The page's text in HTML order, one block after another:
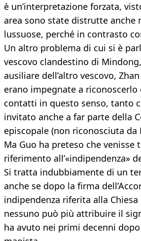
è un’interpretazione forzata,
area sono state distrutte anche
lussuose, perché in contrasto
Un altro problema di cui si è
vescovo clandestino di
ausiliare dell’altro vescovo,
erano impegnate a riconoscerlo
contatti in questo senso, tanto
invitato anche a far parte della
episcopale (non riconosciuta da
Ma Guo ha preteso che venisse
riferimento all’«indipendenza»
Si tratta indubbiamente di un
anche se dopo la firma
indipendenza riferita alla
nessuno può più attribuire il
ha avuto nei primi decenni